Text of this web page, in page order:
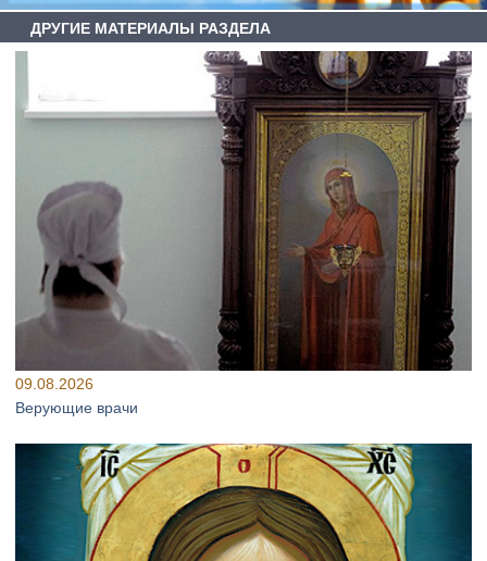
ДРУГИЕ МАТЕРИАЛЫ РАЗДЕЛА
09.08.2026
Верующие врачи